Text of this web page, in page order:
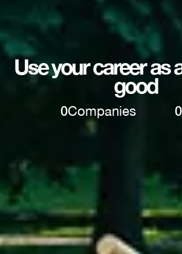
Use your career as
good
0Companies 0